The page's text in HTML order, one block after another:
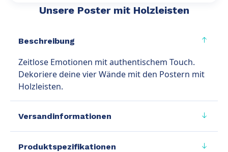
Unsere Poster mit Holzleisten
Beschreibung
Zeitlose Emotionen mit authentischem Touch.
Dekoriere deine vier Wände mit den Postern mit
Holzleisten.
Versandinformationen
Produktspezifikationen